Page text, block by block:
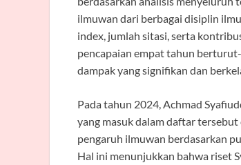
ilmuwan dari berbagai disiplin
index, jumlah sitasi, serta
pencapaian empat tahun
dampak yang signifikan dan
Pada tahun 2024, Achmad
yang masuk dalam daftar
pengaruh ilmuwan berdasarkan
Hal ini menunjukkan bahwa riset